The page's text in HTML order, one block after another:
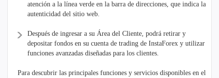
atención a la línea verde en la barra de direcciones, que indica la
autenticidad del sitio web.
Después de ingresar a su Área del Cliente, podrá retirar y
depositar fondos en su cuenta de trading de InstaForex y utilizar
funciones avanzadas diseñadas para los clientes.
Para descubrir las principales funciones y servicios disponibles en el